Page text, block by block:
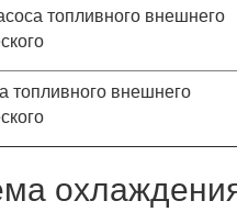
топливного внешнего
топливного внешнего